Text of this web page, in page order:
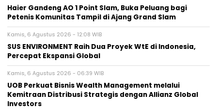
Haier Gandeng AO 1 Point Slam, Buka Peluang bagi
Petenis Komunitas Tampil di Ajang Grand Slam
Kamis, 6 Agustus 2026 - 12:08 WIB
SUS ENVIRONMENT Raih Dua Proyek WtE di Indonesia,
Percepat Ekspansi Global
Kamis, 6 Agustus 2026 - 06:39 WIB
UOB Perkuat Bisnis Wealth Management melalui
Kemitraan Distribusi Strategis dengan Allianz Global
Investors